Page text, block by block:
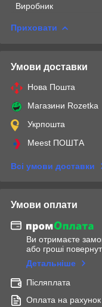
Виробник
Приховати
Умови доставки
Нова Пошта
Магазини Rozetka
Укрпошта
Meest ПОШТА
Всі умови доставки
Умови оплати
Ви отримаєте
або гроші
Детальніше
Післяплата
Оплата на рахунок